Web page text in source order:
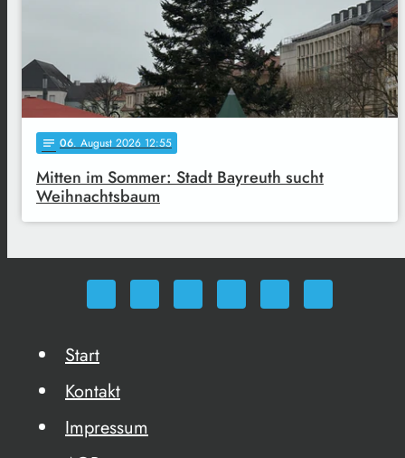
notes 06. August 2026 12:55
Mitten im Sommer: Stadt Bayreuth sucht
Weihnachtsbaum
Start
Kontakt
Impressum